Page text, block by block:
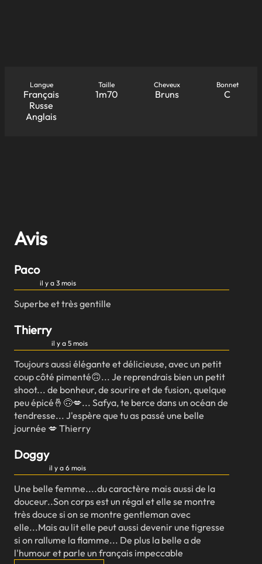
Langue
Français
Russe
Anglais
Taille
1m70
Cheveux
Bruns
Bonnet
C
Avis
Paco
il y a 3 mois
Superbe et très gentille
Thierry
il y a 5 mois
Toujours aussi élégante et délicieuse, avec un petit
coup côté pimenté🙃... Je reprendrais bien un petit
shoot... de bonheur, de sourire et de fusion, quelque
peu épicé🤞🙃💋... Safya, te berce dans un océan de
tendresse... J'espère que tu as passé une belle
journée 💋 Thierry
Doggy
il y a 6 mois
Une belle femme....du caractère mais aussi de la
douceur..Son corps est un régal et elle se montre
très douce si on se montre gentleman avec
elle...Mais au lit elle peut aussi devenir une tigresse
si on rallume la flamme... De plus la belle a de
l'humour et parle un français impeccable